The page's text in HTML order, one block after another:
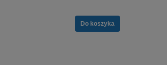
Do koszyka